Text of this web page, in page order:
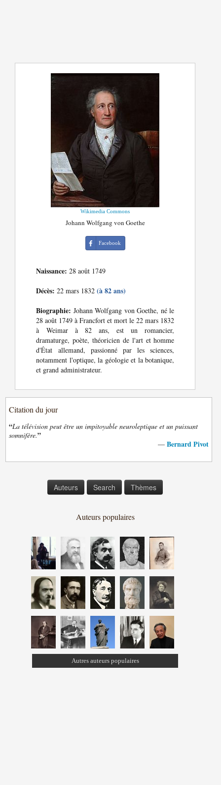
Wikimedia Commons
Johann Wolfgang von Goethe
Facebook
Naissance: 28 août 1749
Décès: 22 mars 1832(à 82 ans)
Biographie: Johann Wolfgang von Goethe, né le
28 août 1749 à Francfort et mort le 22 mars 1832
à Weimar à 82 ans, est un romancier,
dramaturge, poète, théoricien de l'art et homme
d'État allemand, passionné par les sciences,
notamment l'optique, la géologie et la botanique,
et grand administrateur.
Citation du jour
“La télévision peut être un impitoyable neuroleptique et un puissant
somnifère.”
— Bernard Pivot
Auteurs Search Thèmes
Auteurs populaires
Autres auteurs populaires